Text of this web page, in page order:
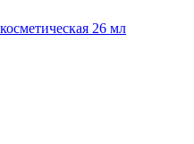
26 мл